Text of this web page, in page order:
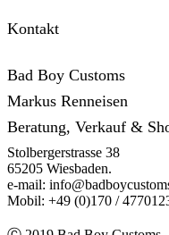
Kontakt
Bad Boy Customs
Markus Renneisen
Beratung, Verkauf &
Stolbergerstrasse 38
65205 Wiesbaden.
e-mail:
Mobil: +49 (0)170 /